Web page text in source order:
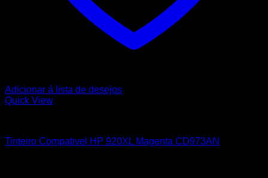
Adicionar á lista de desejos
Quick View
Tinteiro Compativel HP 920XL Magenta CD973AN